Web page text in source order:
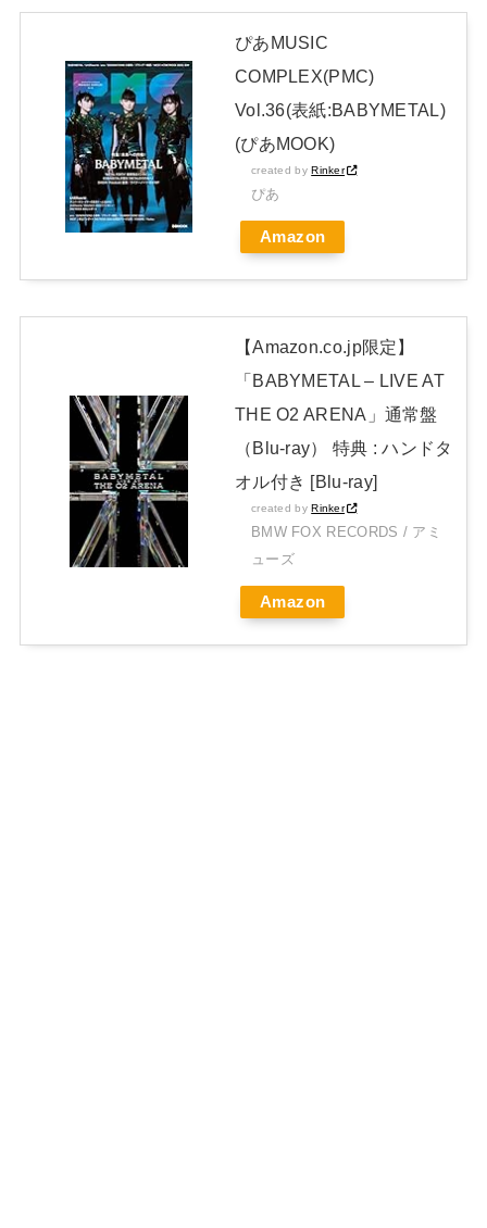
【元NMB48】安部若菜、卒業して早くもお酒解禁 NEW!
冨里奈央ちゃん、罰ゲームのセミをずっと気にしてたｗ【乃木
坂46】 NEW!
日本独自企画・限定生産盤「METAL FORTH (DELUXE
JAPAN EDITION)」着弾
【BABYMETAL】METAL FORTH DELUXE JAPAN EDITION
開封レビュー!
ぴあMUSIC
COMPLEX(PMC)
Vol.36(表紙:BABYMETAL)
(ぴあMOOK)
created by Rinker
ぴあ
Amazon
【Amazon.co.jp限定】
「BABYMETAL – LIVE AT
THE O2 ARENA」通常盤
（Blu-ray） 特典 : ハンドタ
オル付き [Blu-ray]
created byRinker
BMW FOX RECORDS / アミ
ューズ
Amazon